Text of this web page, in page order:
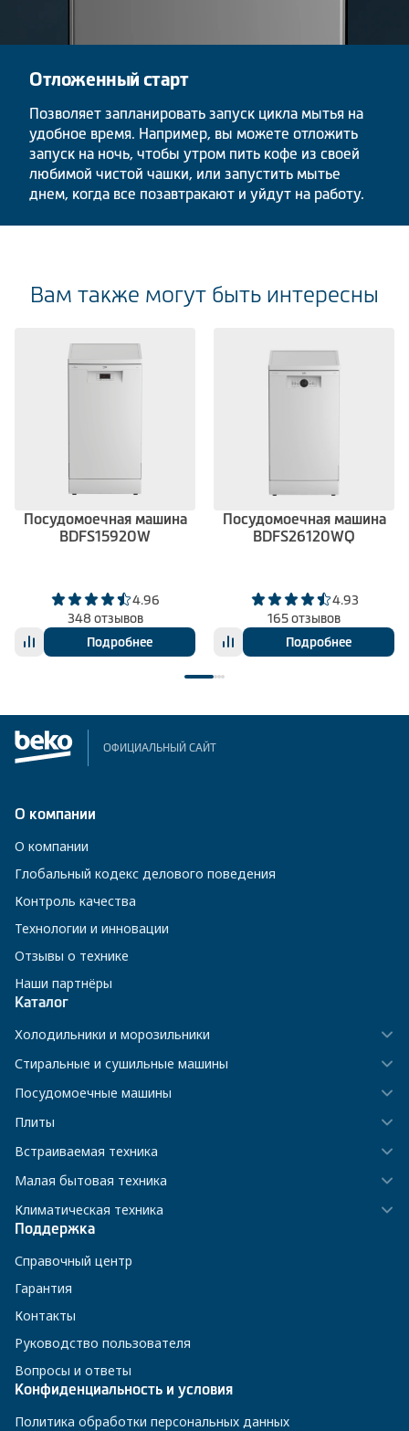
Отложенный старт
Позволяет запланировать запуск цикла мытья на
удобное время. Например, вы можете отложить
запуск на ночь, чтобы утром пить кофе из своей
любимой чистой чашки, или запустить мытье
днем, когда все позавтракают и уйдут на работу.
Вам также могут быть интересны
Посудомоечная машина
BDFS15920W
4.96
348 отзывов
Подробнее
Посудомоечная машина
BDFS26120WQ
4.93
165 отзывов
Подробнее
ОФИЦИАЛЬНЫЙ САЙТ
О компании
О компании
Глобальный кодекс делового поведения
Контроль качества
Технологии и инновации
Отзывы о технике
Наши партнёры
Каталог
Холодильники и морозильники
Стиральные и сушильные машины
Посудомоечные машины
Плиты
Встраиваемая техника
Малая бытовая техника
Климатическая техника
Поддержка
Справочный центр
Гарантия
Контакты
Руководство пользователя
Вопросы и ответы
Конфиденциальность и условия
Политика обработки персональных данных